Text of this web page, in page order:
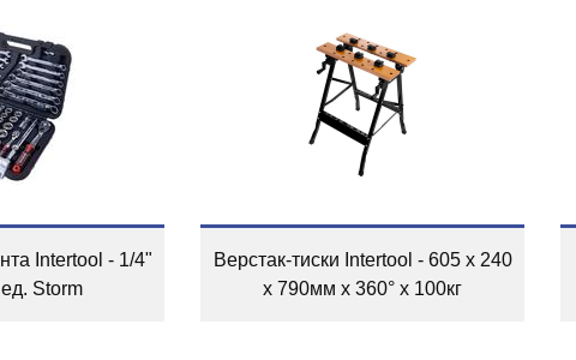
Intertool - 1/4"
Storm
Верстак-тиски Intertool - 605 x 240
x 790мм x 360° x 100кг